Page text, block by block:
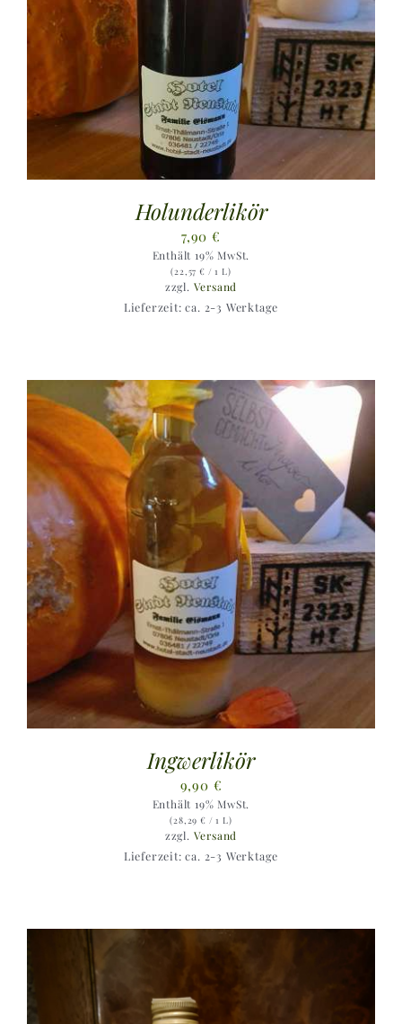
Holunderlikör
7,90€
Enthält 19% MwSt.
(22,57€ / 1 L)
zzgl. Versand
Lieferzeit: ca. 2-3 Werktage
Ingwerlikör
9,90 €
Enthält 19% MwSt.
(28,29€ / 1 L)
zzgl. Versand
Lieferzeit: ca. 2-3 Werktage